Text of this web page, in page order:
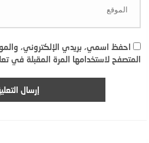
احفظ اسمي، بريدي الإلكتروني،
المتصفح لاستخدامها المرة المقبلة في